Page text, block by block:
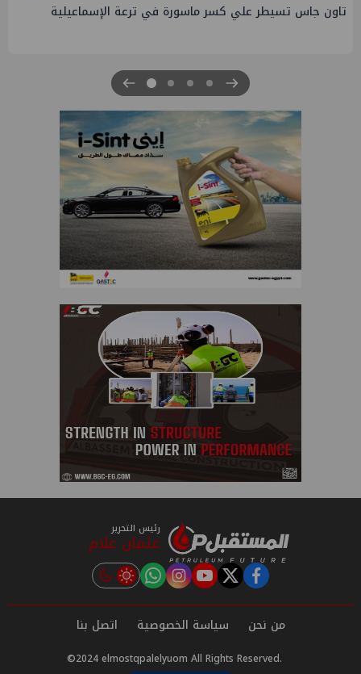
صفقة إماراتية جديدة في الساحل الشمالي ب135 مليار جنيه
رئيس التحرير
عثمان علام
facebook
twitter
youtube
instagram
tiktok
من نحن سياسة الخصوصية اتصل بنا
©2024 elmostqpalelyuom All Rights Reserved.